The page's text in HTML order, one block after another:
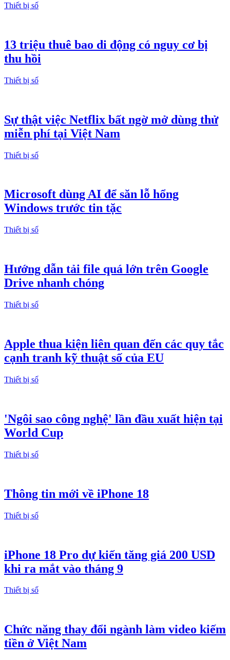
Thiết bị số
13 triệu thuê bao di động có nguy cơ bị
thu hồi
Thiết bị số
Sự thật việc Netflix bất ngờ mở dùng thử
miễn phí tại Việt Nam
Thiết bị số
Microsoft dùng AI để săn lỗ hổng
Windows trước tin tặc
Thiết bị số
Hướng dẫn tải file quá lớn trên Google
Drive nhanh chóng
Thiết bị số
Apple thua kiện liên quan đến các quy tắc
cạnh tranh kỹ thuật số của EU
Thiết bị số
'Ngôi sao công nghệ' lần đầu xuất hiện tại
World Cup
Thiết bị số
Thông tin mới về iPhone 18
Thiết bị số
iPhone 18 Pro dự kiến tăng giá 200 USD
khi ra mắt vào tháng 9
Thiết bị số
Chức năng thay đổi ngành làm video kiếm
tiền ở Việt Nam